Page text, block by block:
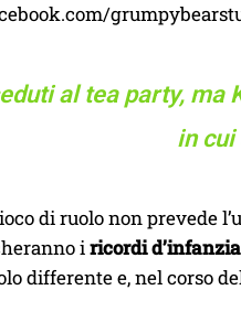
al tea party, ma
in
di ruolo non prevede
iricordi d’infanzia
differente e, nel corso